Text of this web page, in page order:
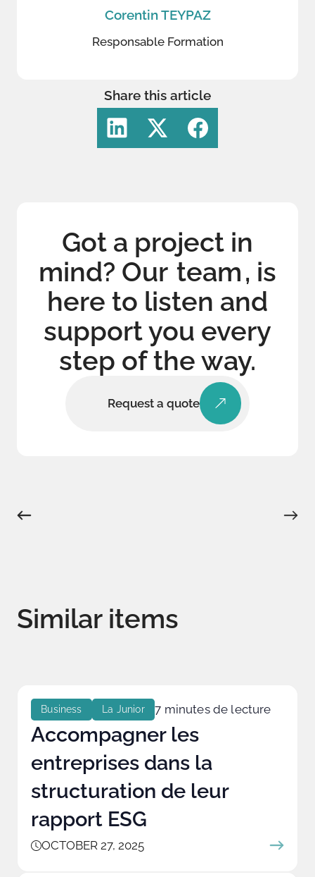
Corentin TEYPAZ
Responsable Formation
Share this article
Got a project in
mind? Our team, is
here to listen and
support you every
step of the way.
Request a quote
Similar items
Business La Junior 7 minutes de lecture
Accompagner les
entreprises dans la
structuration de leur
rapport ESG
OCTOBER 27, 2025